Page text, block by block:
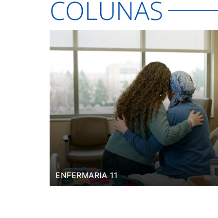
COLUNAS
ENFERMARIA 11